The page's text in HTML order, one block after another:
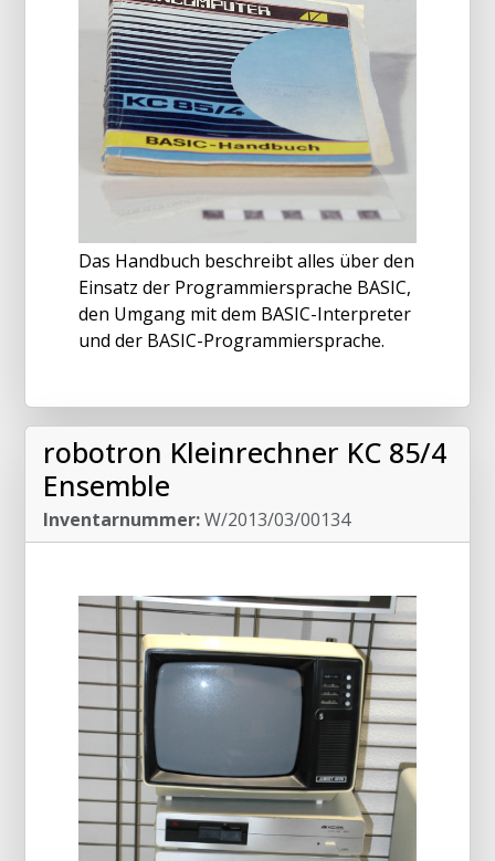
Das Handbuch beschreibt alles über den
Einsatz der Programmiersprache BASIC,
den Umgang mit dem BASIC-Interpreter
und der BASIC-Programmiersprache.
robotron Kleinrechner KC 85/4
Ensemble
Inventarnummer:W/2013/03/00134